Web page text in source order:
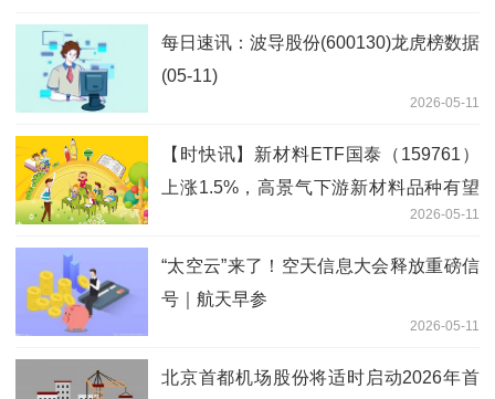
每日速讯：波导股份(600130)龙虎榜数据
(05-11)
2026-05-11
【时快讯】新材料ETF国泰（159761）
上涨1.5%，高景气下游新材料品种有望
2026-05-11
“太空云”来了！空天信息大会释放重磅信
号｜航天早参
2026-05-11
北京首都机场股份将适时启动2026年首